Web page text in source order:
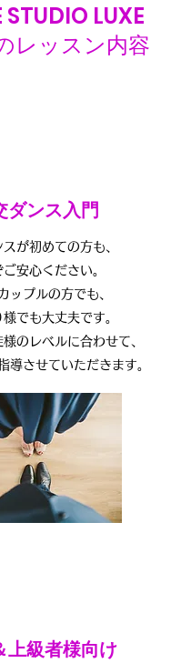
LUXE
レッスン内容
ダンス入門
が初めての方も、
ご安心ください。
ップルの方でも、
でも大丈夫です。
のレベルに合わせて、
導させていただきます。
上級者様向け